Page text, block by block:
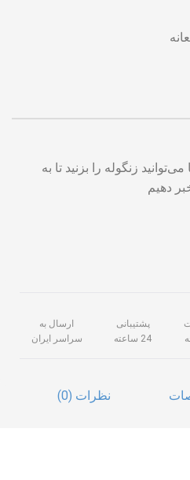
زنگوله را بزنید تا به
دهیم
پشتیبانی
24 ساعته
ارسال به
سراسر ایران
نظرات (0)